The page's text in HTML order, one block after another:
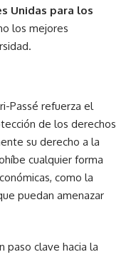
Unidas para los
los mejores
Passé refuerza el
de los derechos
su derecho a la
cualquier forma
como la
puedan amenazar
paso clave hacia la